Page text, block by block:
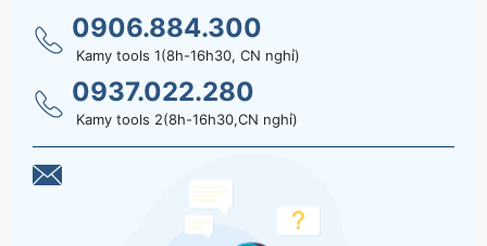
0906.884.300
Kamy tools 1(8h-16h30, CN nghỉ)
0937.022.280
Kamy tools 2(8h-16h30,CN nghỉ)